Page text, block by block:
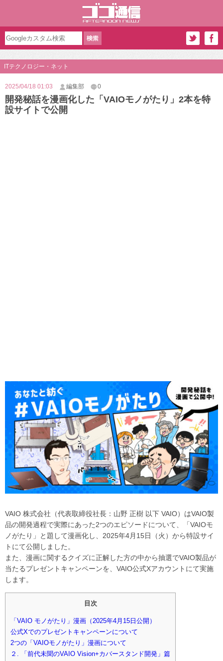
ITテクノロジー・ネット
2025/04/18 01:03 編集部 0
開発秘話を漫画化した「VAIOモノがたり」2本を特
設サイトで公開
VAIO 株式会社（代表取締役社長：山野 正樹 以下 VAIO）はVAIO製
品の開発過程で実際にあった2つのエピソードについて、「VAIOモ
ノがたり」と題して漫画化し、2025年4月15日（火）から特設サイ
トにて公開しました。
また、漫画に関するクイズに正解した方の中から抽選でVAIO製品が
当たるプレゼントキャンペーンを、VAIO公式Xアカウントにて実施
します。
目次
「VAIO モノがたり」漫画（2025年4月15日公開）
公式Xでのプレゼントキャンペーンについて
2つの「VAIOモノがたり」漫画について
２. 「前代未聞のVAIO Vision+カバースタンド開発」篇